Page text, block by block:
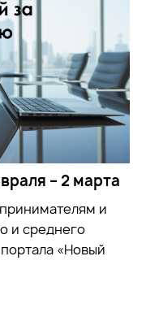
– 2 марта
и
и среднего
«Новый